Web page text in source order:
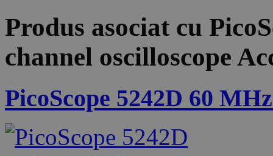
Produs asociat cu
channel oscilloscope
PicoScope 5242D 60